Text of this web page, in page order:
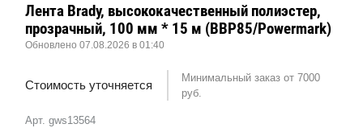
Арт. gws13564
Лента Brady, высококачественный полиэстер,
прозрачный, 100 мм * 15 м (BBP85/Powermark)
Обновлено 07.08.2026 в 01:40
Стоимость уточняется
Минимальный заказ от 7000
руб.